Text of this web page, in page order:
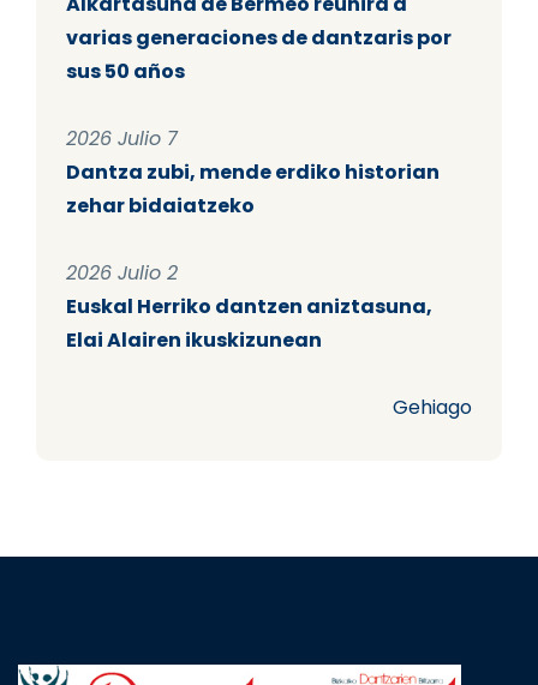
varias generaciones de dantzaris por
sus 50 años
2026 Julio 7
Dantza zubi, mende erdiko historian
zehar bidaiatzeko
2026 Julio 2
Euskal Herriko dantzen aniztasuna,
Elai Alairen ikuskizunean
Gehiago